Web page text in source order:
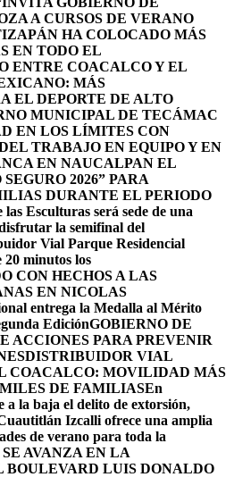
A CURSOS DE VERANO
HA COLOCADO MÁS
EN TODO EL
ENTRE COACALCO Y EL
MÁS
EL DEPORTE DE ALTO
MUNICIPAL DE TECÁMAC
EN LOS LÍMITES CON
TRABAJO EN EQUIPO Y EN
EN NAUCALPAN EL
2026” PARA
DURANTE EL PERIODO
las Esculturas será sede de una
la semifinal del
Vial Parque Residencial
20 minutos los
CON HECHOS A LAS
EN NICOLAS
entrega la Medalla al Mérito
EdiciónGOBIERNO DE
ACCIONES PARA PREVENIR
DISTRIBUIDOR VIAL
COACALCO: MOVILIDAD MÁS
DE FAMILIASEn
la baja el delito de extorsión,
Izcalli ofrece una amplia
de verano para toda la
AVANZA EN LA
LUIS DONALDO